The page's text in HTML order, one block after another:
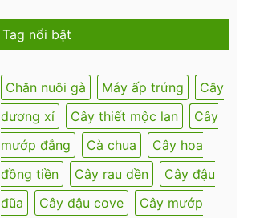
Tag nổi bật
Chăn nuôi gà Máy ấp trứng
Cây
dương xỉ
Cây thiết mộc lan
Cây
mướp đắng
Cà chua
Cây hoa
đồng tiền
Cây rau dền
Cây đậu
đũa
Cây đậu cove
Cây mướp